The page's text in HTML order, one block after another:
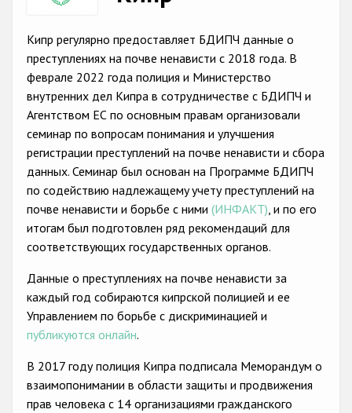
Anti-Roma hate crime
Anti-Semitic hate crime
Anti-Muslim hate crime
Anti-Christian hate crime
Other hate crime based on religion or belief
Gender-based hate crime
Anti-LGBTI hate crime
Disability hate crime
Проекты БДИПЧ
Организации гражданского общества
Государства-участники
Кипр регулярно предоставляет БДИПЧ данные о
преступлениях на почве ненависти с 2018 года. В
феврале 2022 года полиция и Министерство
внутренних дел Кипра в сотрудничестве с БДИПЧ и
Агентством ЕС по основным правам организовали
семинар по вопросам понимания и улучшения
регистрации преступлений на почве ненависти и сбора
данных. Семинар был основан на Программе БДИПЧ
по содействию надлежащемy учету преступлений на
почве ненависти и борьбе с ними (ИНФАКТ), и по его
итогам был подготовлен ряд рекомендаций для
соответствующих государственных органов.
Данные о преступлениях на почве ненависти за
каждый год собираются кипрской полицией и ее
Управлением по борьбе с дискриминацией и
публикуются онлайн.
В 2017 году полиция Кипра подписала Меморандум о
взаимопонимании в области защиты и продвижения
прав человека с 14 организациями гражданского